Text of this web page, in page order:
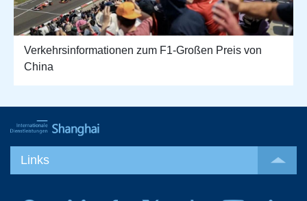
Verkehrsinformationen zum F1-Großen Preis von
China
Links